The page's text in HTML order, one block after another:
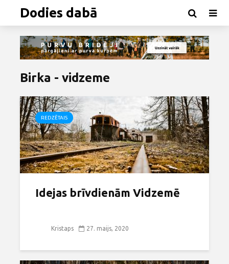
Dodies dabā
Birka - vidzeme
REDZĒTAIS
Idejas brīvdienām Vidzemē
Kristaps 27. maijs, 2020